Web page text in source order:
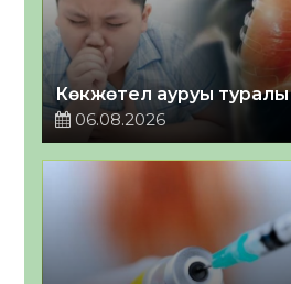
Көкжөтел ауруы туралы
06.08.2026